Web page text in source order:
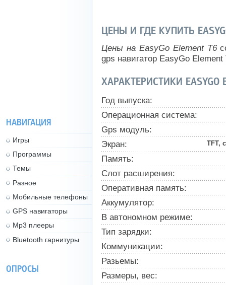
ЦЕНЫ И ГДЕ КУПИТЬ
Цены на EasyGo Element T6
gps навигатор EasyGo Element
ХАРАКТЕРИСТИКИ EASYGO
Год выпуска:
Операционная система:
Gps модуль:
Экран:
TFT,
Память:
Слот расширения:
Оперативная память:
Аккумулятор:
В автономном режиме:
Тип зарядки:
Коммуникации:
Разьемы:
Размеры, вес:
НАВИГАЦИЯ
Игры
Программы
Темы
Разное
Мобильные телефоны
GPS навигаторы
Mp3 плееры
Bluetooth гарнитуры
ОПРОСЫ